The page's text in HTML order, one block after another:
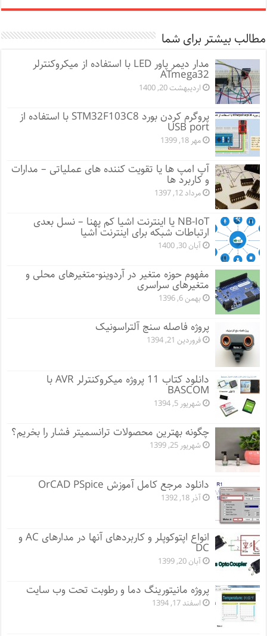
مطالب بیشتر برای شما
مدار دیمر پاور LED با استفاده از میکروکنترلر
ATmega32
اردیبهشت 20, 1400
پروگرم کردن بورد STM32F103C8 با استفاده از
USB port
مهر 18, 1399
آپ امپ ها یا تقویت کننده های عملیاتی – مدارات
و کاربرد ها
مرداد 12, 1397
NB-IoT یا اینترنت اشیا کم پهنا – نسل بعدی
ارتباطات شبکه برای اینترنت اشیا
آبان 30, 1400
مفهوم حوزه متغیر در آردوینو-متغیرهای محلی و
متغیرهای سراسری
بهمن 6, 1396
پروژه فاصله سنج آلتراسونیک
فروردین 21, 1394
دانلود کتاب 11 پروژه میکروکنترلر AVR با
BASCOM
شهریور 5, 1394
چگونه بهترین محصولات ترانسمیتر فشار را بخریم؟
شهریور 25, 1399
دانلود مرجع کامل آموزش OrCAD PSpice
آذر 18, 1392
انواع اپتوکوپلر و کاربردهای آنها در مدارهای AC و
DC
آبان 20, 1399
پروژه مانيتورينگ دما و رطوبت تحت وب سایت
اسفند 17, 1394